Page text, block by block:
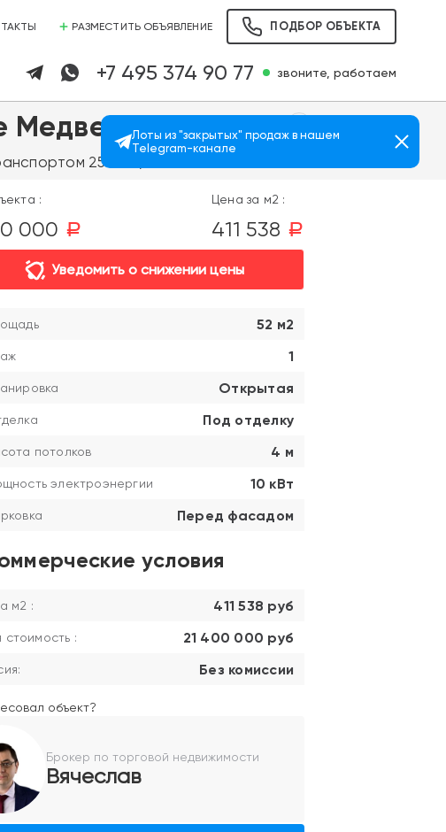
РАЗМЕСТИТЬ ОБЪЯВЛЕНИЕ ПОДБОР ОБЪЕКТА
+7 495 374 90 77 звоните, работаем
Медведково
25 мин.)
:
000 a
Цена за м2 :
411 538 a
Уведомить о снижении цены
52 м2
1
Открытая
Под отделку
потолков 4 м
электроэнергии 10 кВт
Перед фасадом
условия
м2 : 411 538 руб
: 21 400 000 руб
Без комиссии
объект?
Брокер по торговой недвижимости
Вячеслав
Лоты из "закрытых" продаж в нашем
Telegram-канале